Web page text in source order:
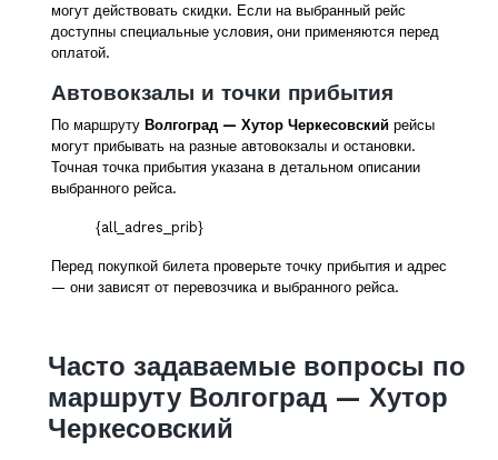
могут действовать скидки. Если на выбранный рейс
доступны специальные условия, они применяются перед
оплатой.
Автовокзалы и точки прибытия
По маршруту Волгоград — Хутор Черкесовский рейсы
могут прибывать на разные автовокзалы и остановки.
Точная точка прибытия указана в детальном описании
выбранного рейса.
{all_adres_prib}
Перед покупкой билета проверьте точку прибытия и адрес
— они зависят от перевозчика и выбранного рейса.
Часто задаваемые вопросы по
маршруту Волгоград — Хутор
Черкесовский